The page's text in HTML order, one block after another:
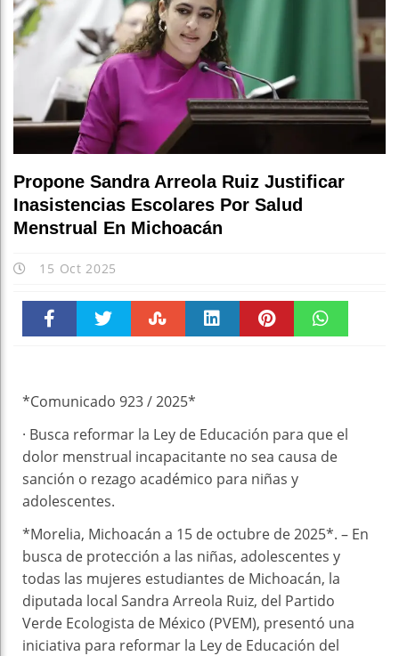
Propone Sandra Arreola Ruiz Justificar
Inasistencias Escolares Por Salud
Menstrual En Michoacán
15 Oct 2025
*Comunicado 923 / 2025*
· Busca reformar la Ley de Educación para que el
dolor menstrual incapacitante no sea causa de
sanción o rezago académico para niñas y
adolescentes.
*Morelia, Michoacán a 15 de octubre de 2025*. – En
busca de protección a las niñas, adolescentes y
todas las mujeres estudiantes de Michoacán, la
diputada local Sandra Arreola Ruiz, del Partido
Verde Ecologista de México (PVEM), presentó una
iniciativa para reformar la Ley de Educación del